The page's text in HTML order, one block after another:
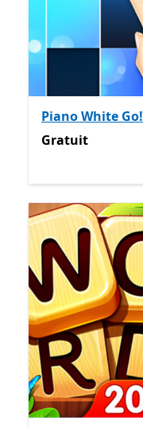
Piano White Go!
Gratuit
Gratuit